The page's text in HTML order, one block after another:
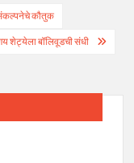
संकल्पनेचे कौतुक
शेट्येला बॉलिवूडची संधी